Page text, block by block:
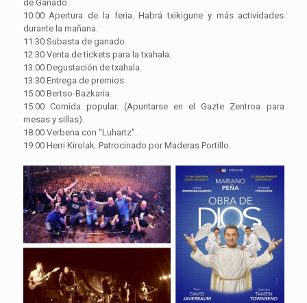
de Ganado.
10:00 Apertura de la feria. Habrá txikigune y más actividades
durante la mañana.
11:30 Subasta de ganado.
12:30 Venta de tickets para la txahala.
13:00 Degustación de txahala.
13:30 Entrega de premios.
15:00 Bertso-Bazkaria.
15:00 Comida popular. (Apuntarse en el Gazte Zentroa para
mesas y sillas).
18:00 Verbena con “Luhartz”.
19:00 Herri Kirolak. Patrocinado por Maderas Portillo.